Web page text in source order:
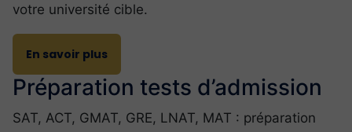
votre université cible.
En savoir plus
Préparation tests d’admission
SAT, ACT, GMAT, GRE, LNAT, MAT : préparation